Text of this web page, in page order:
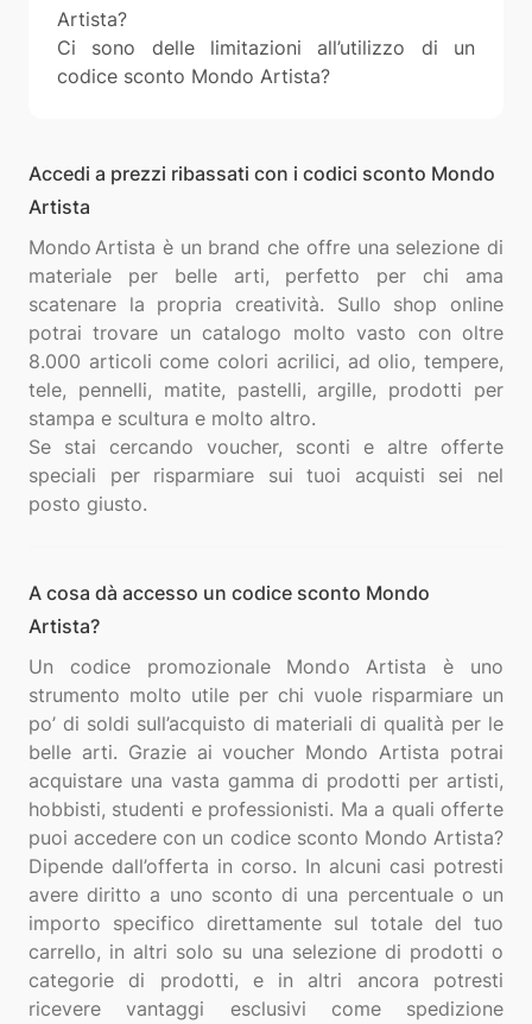
Artista?
Ci sono delle limitazioni all’utilizzo di un
codice sconto Mondo Artista?
Accedi a prezzi ribassati con i codici sconto Mondo
Artista
Mondo Artista è un brand che offre una selezione di
materiale per belle arti, perfetto per chi ama
scatenare la propria creatività. Sullo shop online
potrai trovare un catalogo molto vasto con oltre
8.000 articoli come colori acrilici, ad olio, tempere,
tele, pennelli, matite, pastelli, argille, prodotti per
stampa e scultura e molto altro.
Se stai cercando voucher, sconti e altre offerte
speciali per risparmiare sui tuoi acquisti sei nel
A cosa dà accesso un codice sconto Mondo
Artista?
Un codice promozionale Mondo Artista è uno
strumento molto utile per chi vuole risparmiare un
po’ di soldi sull’acquisto di materiali di qualità per le
belle arti. Grazie ai voucher Mondo Artista potrai
acquistare una vasta gamma di prodotti per artisti,
hobbisti, studenti e professionisti. Ma a quali offerte
puoi accedere con un codice sconto Mondo Artista?
Dipende dall’offerta in corso. In alcuni casi potresti
avere diritto a uno sconto di una percentuale o un
importo specifico direttamente sul totale del tuo
carrello, in altri solo su una selezione di prodotti o
categorie di prodotti, e in altri ancora potresti
ricevere vantaggi esclusivi come spedizione